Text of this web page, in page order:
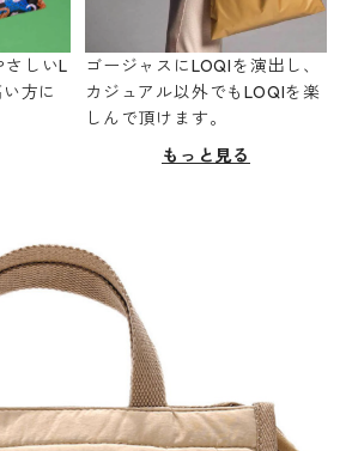
さしいL
方に
ゴージャスにLOQIを演出し、
カジュアル以外でもLOQIを楽
しんで頂けます。
もっと見る